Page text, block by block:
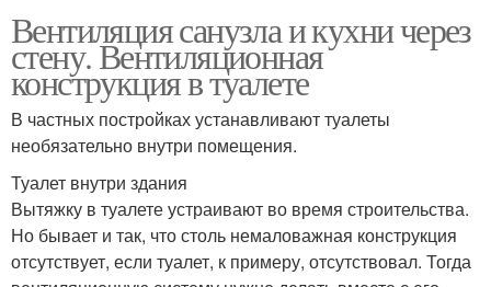
Вентиляция санузла и кухни через
стену. Вентиляционная
конструкция в туалете
В частных постройках устанавливают туалеты
необязательно внутри помещения.
Туалет внутри здания
Вытяжку в туалете устраивают во время строительства.
Но бывает и так, что столь немаловажная конструкция
отсутствует, если туалет, к примеру, отсутствовал. Тогда